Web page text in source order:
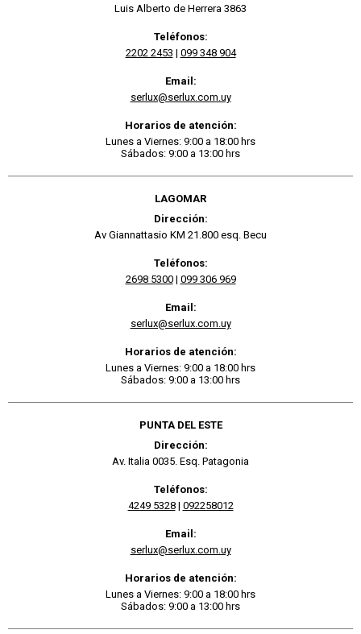
Luis Alberto de Herrera 3863
Teléfonos:
2202 2453 | 099 348 904
Email:
serlux@serlux.com.uy
Horarios de atención:
Lunes a Viernes: 9:00 a 18:00 hrs
Sábados: 9:00 a 13:00 hrs
LAGOMAR
Dirección:
Av Giannattasio KM 21.800 esq. Becu
Teléfonos:
2698 5300| 099 306 969
Email:
serlux@serlux.com.uy
Horarios de atención:
Lunes a Viernes: 9:00 a 18:00 hrs
Sábados: 9:00 a 13:00 hrs
PUNTA DEL ESTE
Dirección:
Av. Italia 0035. Esq. Patagonia
Teléfonos:
4249 5328| 092258012
Email:
serlux@serlux.com.uy
Horarios de atención:
Lunes a Viernes: 9:00 a 18:00 hrs
Sábados: 9:00 a 13:00 hrs